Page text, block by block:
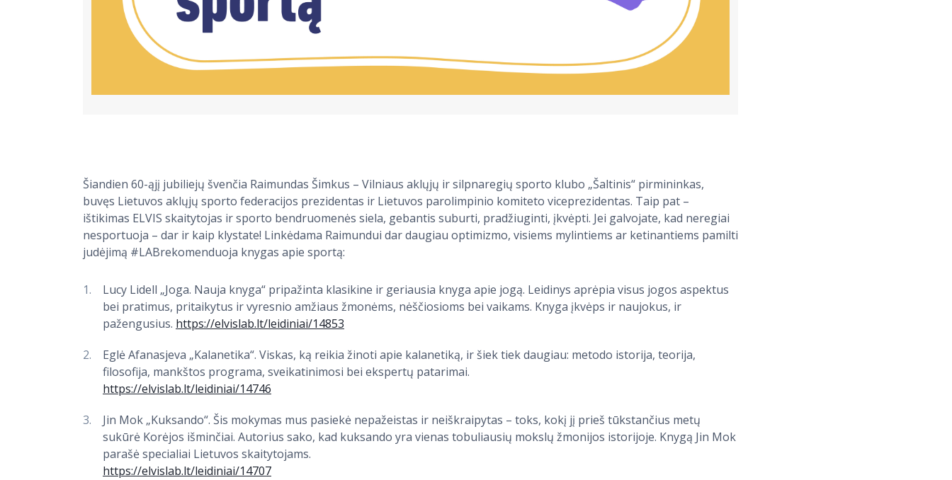
Šiandien 60-ąjį jubiliejų švenčia Raimundas Šimkus – Vilniaus aklųjų ir silpnaregių sporto klubo „Šaltinis“ pirmininkas,
buvęs Lietuvos aklųjų sporto federacijos prezidentas ir Lietuvos parolimpinio komiteto viceprezidentas. Taip pat –
ištikimas ELVIS skaitytojas ir sporto bendruomenės siela, gebantis suburti, pradžiuginti, įkvėpti. Jei galvojate, kad neregiai
nesportuoja – dar ir kaip klystate! Linkėdama Raimundui dar daugiau optimizmo, visiems mylintiems ar ketinantiems pamilti
judėjimą #LABrekomenduoja knygas apie sportą:
Lucy Lidell „Joga. Nauja knyga“ pripažinta klasikine ir geriausia knyga apie jogą. Leidinys aprėpia visus jogos aspektus
bei pratimus, pritaikytus ir vyresnio amžiaus žmonėms, nėščiosioms bei vaikams. Knyga įkvėps ir naujokus, ir
pažengusius. https://elvislab.lt/leidiniai/14853
Eglė Afanasjeva „Kalanetika“. Viskas, ką reikia žinoti apie kalanetiką, ir šiek tiek daugiau: metodo istorija, teorija,
filosofija, mankštos programa, sveikatinimosi bei ekspertų patarimai.
https://elvislab.lt/leidiniai/14746
Jin Mok „Kuksando“. Šis mokymas mus pasiekė nepažeistas ir neiškraipytas – toks, kokį jį prieš tūkstančius metų
sukūrė Korėjos išminčiai. Autorius sako, kad kuksando yra vienas tobuliausių mokslų žmonijos istorijoje. Knygą Jin Mok
parašė specialiai Lietuvos skaitytojams.
https://elvislab.lt/leidiniai/14707